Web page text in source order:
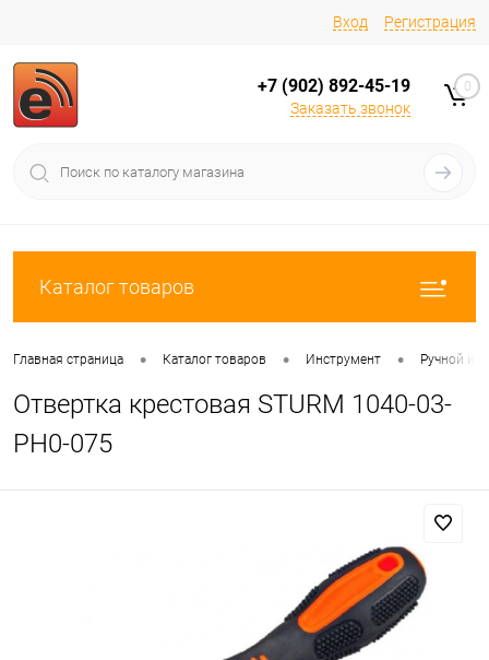
Вход Регистрация
+7 (902) 892-45-19
Заказать звонок
0
Каталог товаров
Главная страница • Каталог товаров • Инструмент • Ручной
Отвертка крестовая STURM 1040-03-
РН0-075